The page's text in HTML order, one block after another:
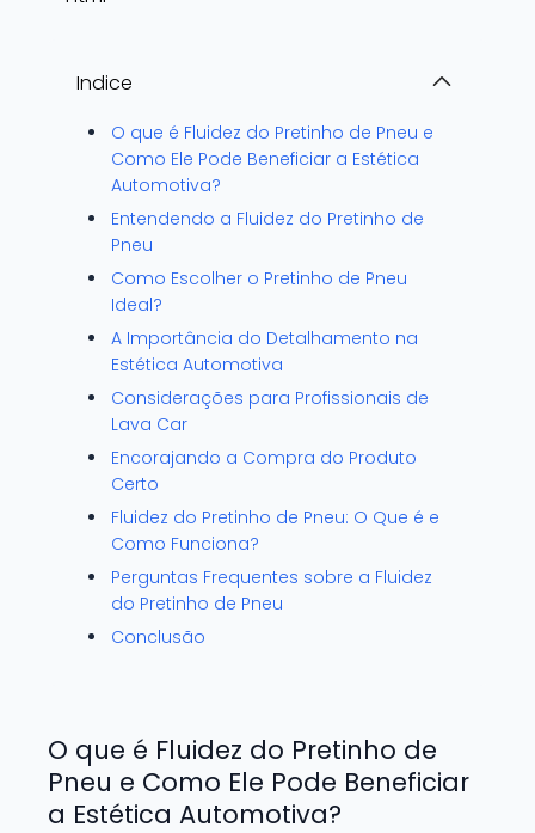
Indice
O que é Fluidez do Pretinho de Pneu e
Como Ele Pode Beneficiar a Estética
Automotiva?
Entendendo a Fluidez do Pretinho de
Pneu
Como Escolher o Pretinho de Pneu
Ideal?
A Importância do Detalhamento na
Estética Automotiva
Considerações para Profissionais de
Lava Car
Encorajando a Compra do Produto
Certo
Fluidez do Pretinho de Pneu: O Que é e
Como Funciona?
Perguntas Frequentes sobre a Fluidez
do Pretinho de Pneu
Conclusão
O que é Fluidez do Pretinho de
Pneu e Como Ele Pode Beneficiar
a Estética Automotiva?